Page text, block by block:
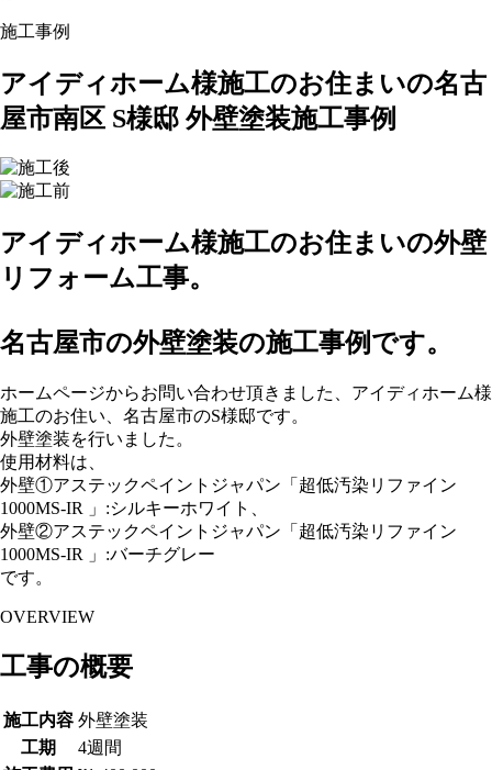
施工事例
アイディホーム様施工のお住まいの名古
屋市南区 S様邸 外壁塗装施工事例
アイディホーム様施工のお住まいの外壁
リフォーム工事。
名古屋市の外壁塗装の施工事例です。
ホームページからお問い合わせ頂きました、アイディホーム様
施工のお住い、名古屋市のS様邸です。
外壁塗装を行いました。
使用材料は、
外壁①アステックペイントジャパン「超低汚染リファイン
1000MS-IR 」:シルキーホワイト、
外壁②アステックペイントジャパン「超低汚染リファイン
1000MS-IR 」:バーチグレー
です。
OVERVIEW
工事の概要
施工内容 外壁塗装
工期
4週間